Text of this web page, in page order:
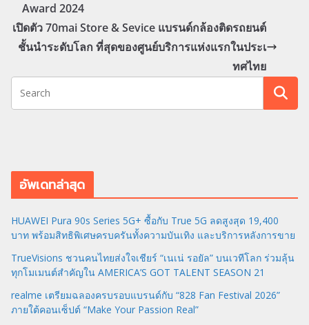
Award 2024
เปิดตัว 70mai Store & Sevice แบรนด์กล้องติดรถยนต์
ชั้นนำระดับโลก ที่สุดของศูนย์บริการแห่งแรกในประเ
ทศไทย
อัพเดทล่าสุด
HUAWEI Pura 90s Series 5G+ ซื้อกับ True 5G ลดสูงสุด 19,400
บาท พร้อมสิทธิพิเศษครบครันทั้งความบันเทิง และบริการหลังการขาย
TrueVisions ชวนคนไทยส่งใจเชียร์ “เนเน่ รอยัล” บนเวทีโลก ร่วมลุ้น
ทุกโมเมนต์สำคัญใน AMERICA’S GOT TALENT SEASON 21
realme เตรียมฉลองครบรอบแบรนด์กับ “828 Fan Festival 2026”
ภายใต้คอนเซ็ปต์ “Make Your Passion Real”